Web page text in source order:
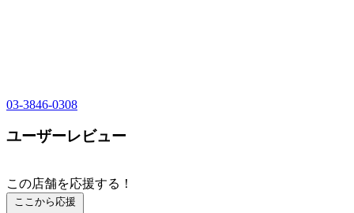
03-3846-0308
ユーザーレビュー
この店舗を応援する！
ここから応援